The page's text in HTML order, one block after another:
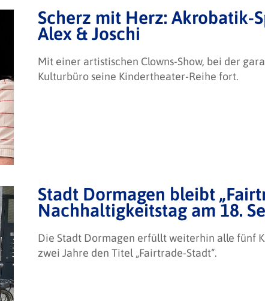
Scherz mit Herz: Akrobatik-
Alex & Joschi
Mit einer artistischen Clowns-Show, bei der
Kulturbüro seine Kindertheater-Reihe fort.
Stadt Dormagen bleibt
Nachhaltigkeitstag am 18.
Die Stadt Dormagen erfüllt weiterhin alle fünf
zwei Jahre den Titel „Fairtrade-Stadt“.